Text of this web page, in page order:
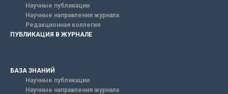
Научные публикации
Научные направления журнала
Редакционная коллегия
ПУБЛИКАЦИЯ В ЖУРНАЛЕ
БАЗА ЗНАНИЙ
Научные публикации
Научные направления журнала